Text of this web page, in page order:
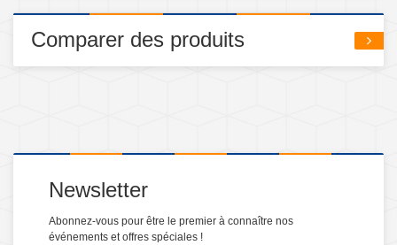
Comparer des produits
Newsletter
Abonnez-vous pour être le premier à connaître nos
événements et offres spéciales !